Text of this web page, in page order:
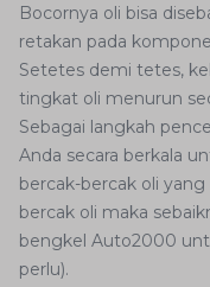
Bocornya oli bisa
retakan pada
Setetes demi tetes,
tingkat oli menurun
Sebagai langkah
Anda secara berkala
bercak-bercak oli
bercak oli maka
bengkel Auto2000
perlu).